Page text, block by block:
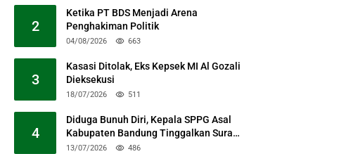
2
Ketika PT BDS Menjadi Arena
Penghakiman Politik
04/08/2026 663
3
Kasasi Ditolak, Eks Kepsek MI Al Gozali
Dieksekusi
18/07/2026 511
4
Diduga Bunuh Diri, Kepala SPPG Asal
Kabupaten Bandung Tinggalkan Surat
Permohonan Maaf
13/07/2026 486